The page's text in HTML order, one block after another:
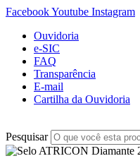
FacebookYoutube Instagram
Ouvidoria
e-SIC
FAQ
Transparência
E-mail
Cartilha da Ouvidoria
Pesquisar